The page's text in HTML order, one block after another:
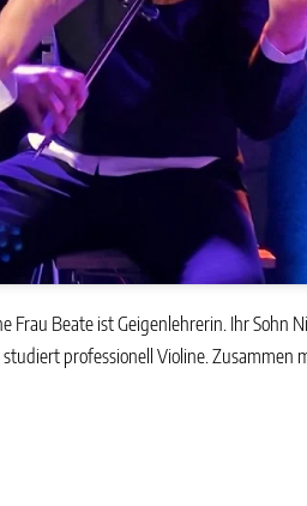
Beate ist Geigenlehrerin. Ihr Sohn
professionell Violine. Zusammen